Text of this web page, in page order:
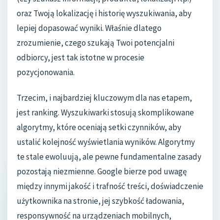
oraz Twoją lokalizację i historię wyszukiwania, aby
lepiej dopasować wyniki. Właśnie dlatego
zrozumienie, czego szukają Twoi potencjalni
odbiorcy, jest tak istotne w procesie
pozycjonowania.
Trzecim, i najbardziej kluczowym dla nas etapem,
jest ranking. Wyszukiwarki stosują skomplikowane
algorytmy, które oceniają setki czynników, aby
ustalić kolejność wyświetlania wyników. Algorytmy
te stale ewoluują, ale pewne fundamentalne zasady
pozostają niezmienne. Google bierze pod uwagę
między innymi jakość i trafność treści, doświadczenie
użytkownika na stronie, jej szybkość ładowania,
responsywność na urządzeniach mobilnych,